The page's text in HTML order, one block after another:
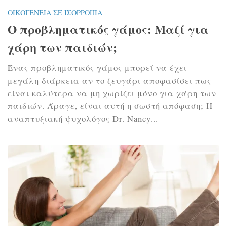
ΟΙΚΟΓΈΝΕΙΑ ΣΕ ΙΣΟΡΡΟΠΊΑ
Ο προβληματικός γάμος: Μαζί για
χάρη των παιδιών;
Ένας προβληματικός γάμος μπορεί να έχει
μεγάλη διάρκεια αν το ζευγάρι αποφασίσει πως
είναι καλύτερα να μη χωρίζει μόνο για χάρη των
παιδιών. Άραγε, είναι αυτή η σωστή απόφαση; Η
αναπτυξιακή ψυχολόγος Dr. Nancy...